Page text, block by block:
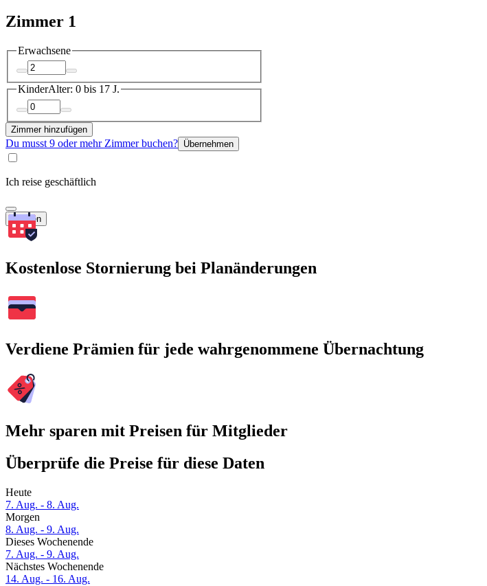
Zimmer 1
Erwachsene
KinderAlter: 0 bis 17 J.
Zimmer hinzufügen
Du musst 9 oder mehr Zimmer buchen? Übernehmen
Ich reise geschäftlich
Suchen
Kostenlose Stornierung bei Planänderungen
Verdiene Prämien für jede wahrgenommene Übernachtung
Mehr sparen mit Preisen für Mitglieder
Überprüfe die Preise für diese Daten
Heute
7. Aug. - 8. Aug.
Morgen
8. Aug. - 9. Aug.
Dieses Wochenende
7. Aug. - 9. Aug.
Nächstes Wochenende
14. Aug. - 16. Aug.